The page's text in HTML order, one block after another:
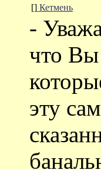
[] Кетмень
-
что Вы
эту